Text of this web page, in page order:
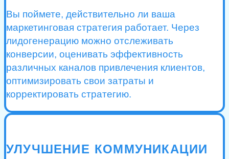
Вы поймете, действительно ли ваша
маркетинговая стратегия работает. Через
лидогенерацию можно отслеживать
конверсии, оценивать эффективность
различных каналов привлечения клиентов,
оптимизировать свои затраты и
корректировать стратегию.
УЛУЧШЕНИЕ КОММУНИКАЦИИ